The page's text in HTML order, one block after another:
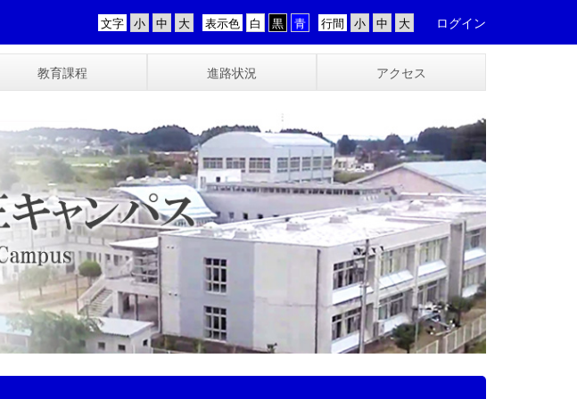
行間
表示色
文字 ログイン
教育課程 進路状況 アクセス